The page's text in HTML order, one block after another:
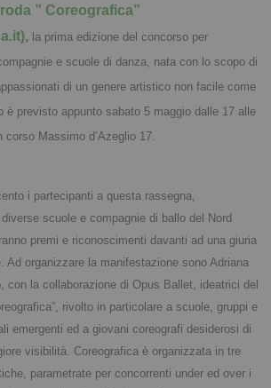
” Coreografica”
la prima edizione del concorso per
e scuole di danza, nata con lo scopo di
di un genere artistico non facile come
è previsto appunto sabato 5 maggio dalle 17 alle
Massimo d’Azeglio 17.
i partecipanti a questa rassegna,
scuole e compagnie di ballo del Nord
premi e riconoscimenti davanti ad una giuria
Ad organizzare la manifestazione sono Adriana
con la collaborazione di Opus Ballet, ideatrici del
rivolto in particolare a scuole, gruppi e
emergenti ed a giovani coreografi desiderosi di
visibilità. Coreografica è organizzata in tre
parametrate per concorrenti under ed over i